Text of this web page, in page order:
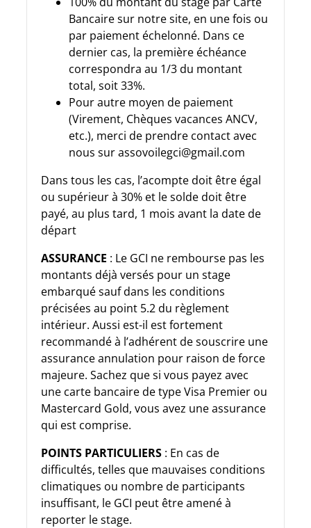
Bancaire sur notre site, en une fois ou
par paiement échelonné. Dans ce
dernier cas, la première échéance
correspondra au 1/3 du montant
total, soit 33%.
Pour autre moyen de paiement
(Virement, Chèques vacances ANCV,
etc.), merci de prendre contact avec
nous sur assovoilegci@gmail.com
Dans tous les cas, l’acompte doit être égal
ou supérieur à 30% et le solde doit être
payé, au plus tard, 1 mois avant la date de
départ
ASSURANCE : Le GCI ne rembourse pas les
montants déjà versés pour un stage
embarqué sauf dans les conditions
précisées au point 5.2 du règlement
intérieur. Aussi est-il est fortement
recommandé à l’adhérent de souscrire une
assurance annulation pour raison de force
majeure. Sachez que si vous payez avec
une carte bancaire de type Visa Premier ou
Mastercard Gold, vous avez une assurance
qui est comprise.
POINTS PARTICULIERS : En cas de
difficultés, telles que mauvaises conditions
climatiques ou nombre de participants
insuffisant, le GCI peut être amené à
reporter le stage.